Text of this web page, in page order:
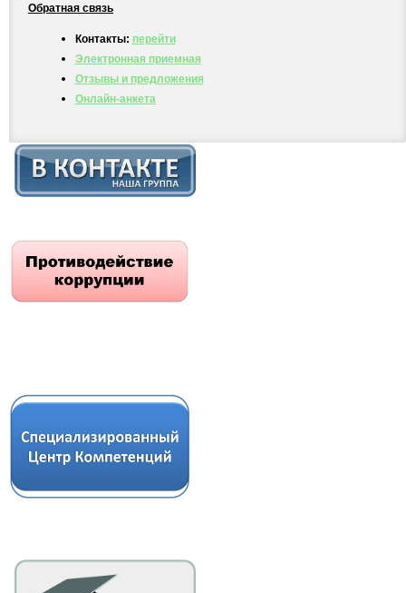
Обратная связь
Контакты: перейти
Электронная приемная
Отзывы и предложения
Онлайн-анкета